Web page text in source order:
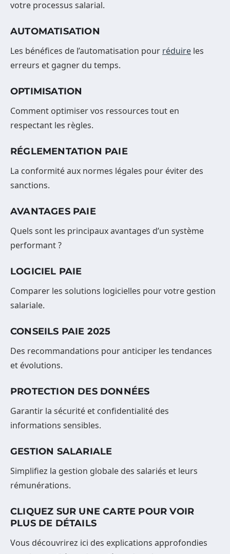
votre processus salarial.
AUTOMATISATION
Les bénéfices de l’automatisation pour réduire les
erreurs et gagner du temps.
OPTIMISATION
Comment optimiser vos ressources tout en
respectant les règles.
RÉGLEMENTATION PAIE
La conformité aux normes légales pour éviter des
sanctions.
AVANTAGES PAIE
Quels sont les principaux avantages d’un système
performant ?
LOGICIEL PAIE
Comparer les solutions logicielles pour votre gestion
salariale.
CONSEILS PAIE 2025
Des recommandations pour anticiper les tendances
et évolutions.
PROTECTION DES DONNÉES
Garantir la sécurité et confidentialité des
informations sensibles.
GESTION SALARIALE
Simplifiez la gestion globale des salariés et leurs
rémunérations.
CLIQUEZ SUR UNE CARTE POUR VOIR
PLUS DE DÉTAILS
Vous découvrirez ici des explications approfondies